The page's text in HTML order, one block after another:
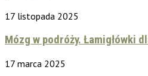
17 listopada 2025
Mózg w podróży. Łamigłówki
17 marca 2025